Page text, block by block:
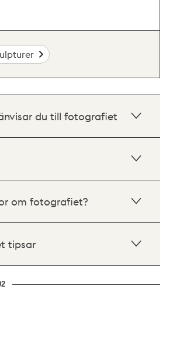
du till fotografiet
om fotografiet?
tipsar